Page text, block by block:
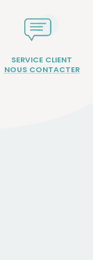
SERVICE CLIENT
NOUS CONTACTER